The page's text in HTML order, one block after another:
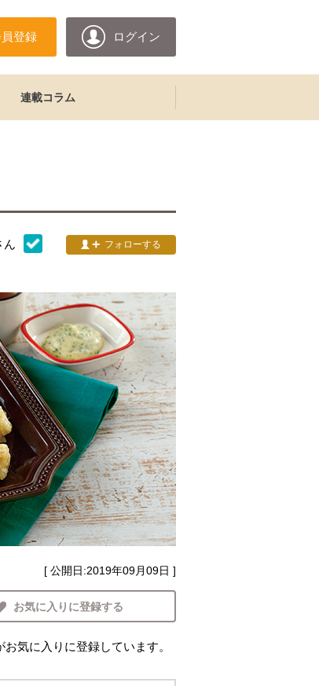
登録 ログイン
連載コラム
ん フォローする
[ 公開日:2019年09月09日 ]
お気に入りに登録する
お気に入りに登録しています。